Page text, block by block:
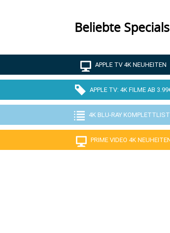
Beliebte
APPLE TV 4K NEUHEITEN
APPLE TV: 4K FILME AB
4K BLU-RAY
PRIME VIDEO 4K